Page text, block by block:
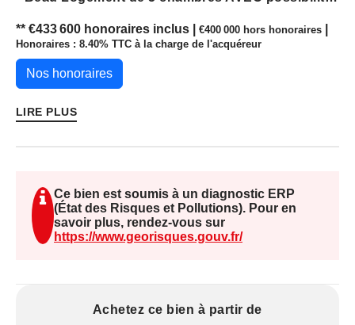
* CA de 727 000€
Les informations sur les risques auxquels ce bien
est exposé sont disponibles sur le site
** €433 600 honoraires inclus €400 000 hors honoraires
Honoraires : 8.40% TTC à la charge de l'acquéreur
Nos honoraires
LIRE PLUS
Ce bien est soumis à un diagnostic ERP
(État des Risques et Pollutions). Pour en
savoir plus, rendez-vous sur
https://www.georisques.gouv.fr/
Achetez ce bien à partir de